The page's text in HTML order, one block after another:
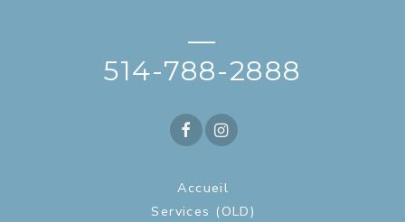
—
514-788-2888
Accueil
Services (OLD)